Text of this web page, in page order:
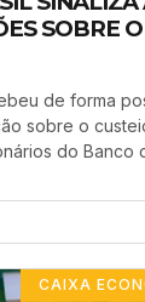
SOBRE
de forma
sobre o
do Banco
CAIXA